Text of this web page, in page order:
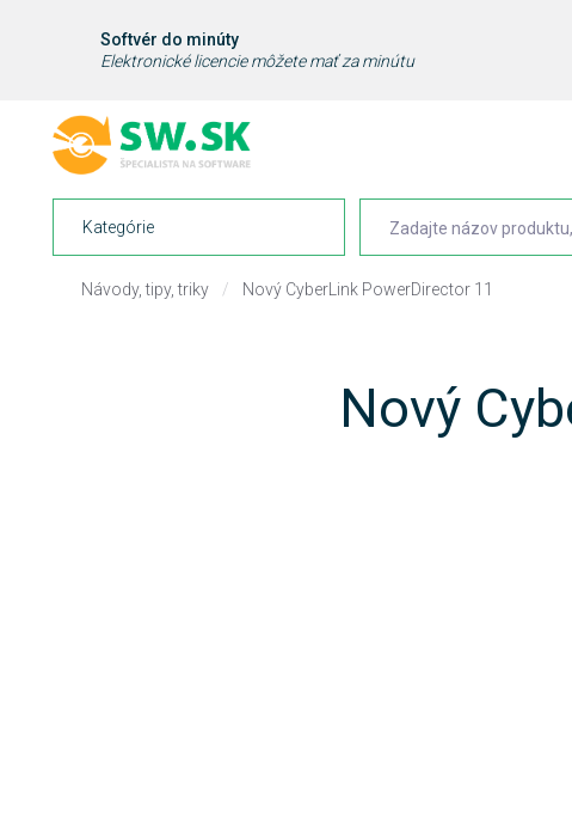
Softvér do minúty
Elektronické licencie môžete mať za minútu
Kategórie
Návody, tipy, triky / Nový CyberLink PowerDirector 11
Nový